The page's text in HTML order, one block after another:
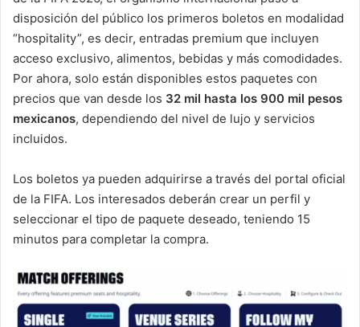
disposición del público los primeros boletos en modalidad
“hospitality”, es decir, entradas premium que incluyen
acceso exclusivo, alimentos, bebidas y más comodidades.
Por ahora, solo están disponibles estos paquetes con
precios que van desde los 32 mil hasta los 900 mil pesos
mexicanos, dependiendo del nivel de lujo y servicios
incluidos.
Los boletos ya pueden adquirirse a través del portal oficial
de la FIFA. Los interesados deberán crear un perfil y
seleccionar el tipo de paquete deseado, teniendo 15
minutos para completar la compra.